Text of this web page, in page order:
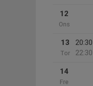
12
Ons
13
Tor
20:30
22:30
14
Fre